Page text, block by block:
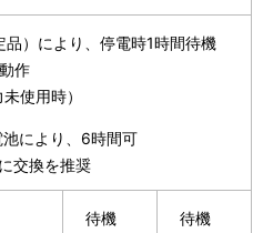
）により、停電時1時間待機
作
使用時）
により、6時間可
交換を推奨
待機
待機